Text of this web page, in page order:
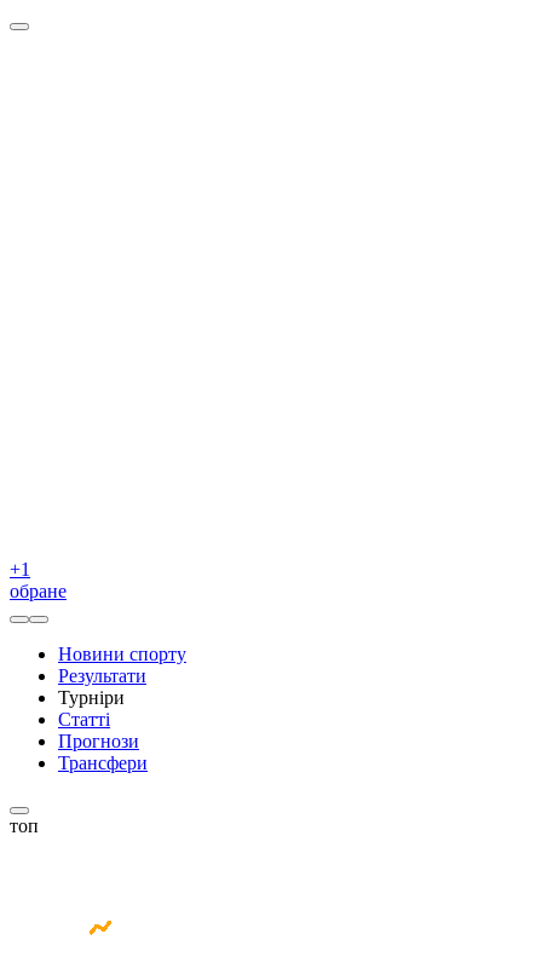
+1
обране
Новини спорту
Результати
Турніри
Статті
Прогнози
Трансфери
топ